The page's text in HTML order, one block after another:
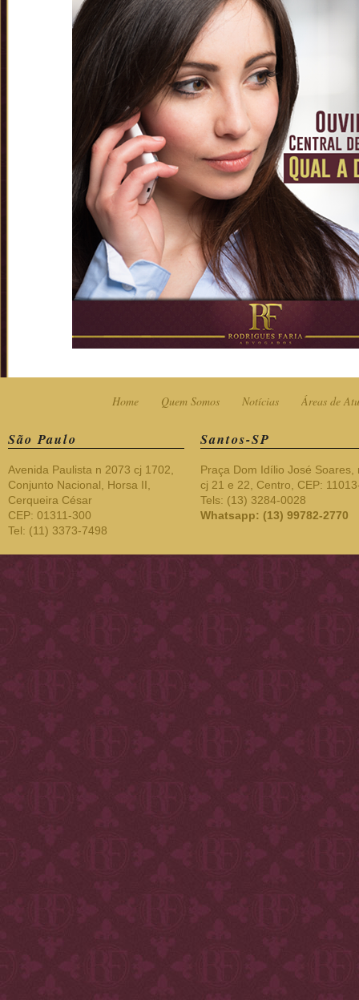
Home Quem Somos Notícias Áreas de
São Paulo
Avenida Paulista n 2073 cj 1702,
Conjunto Nacional, Horsa II,
Cerqueira César
CEP: 01311-300
Tel: (11) 3373-7498
Santos-SP
Praça Dom Idílio José Soares,
cj 21 e 22, Centro, CEP:
Tels: (13) 3284-0028
Whatsapp: (13) 99782-2770